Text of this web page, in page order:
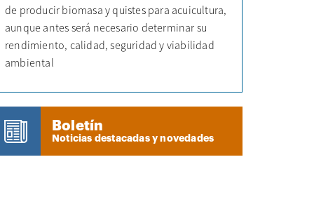
de producir biomasa y quistes para acuicultura,
aunque antes será necesario determinar su
rendimiento, calidad, seguridad y viabilidad
ambiental
Boletín
Noticias destacadas y novedades